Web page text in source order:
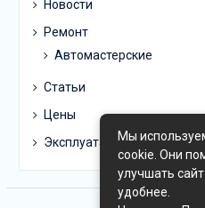
Новости
Ремонт
Автомастерские
Статьи
Цены
ЭксплуатацияМы
cookie. Они
улучшать
удобнее.